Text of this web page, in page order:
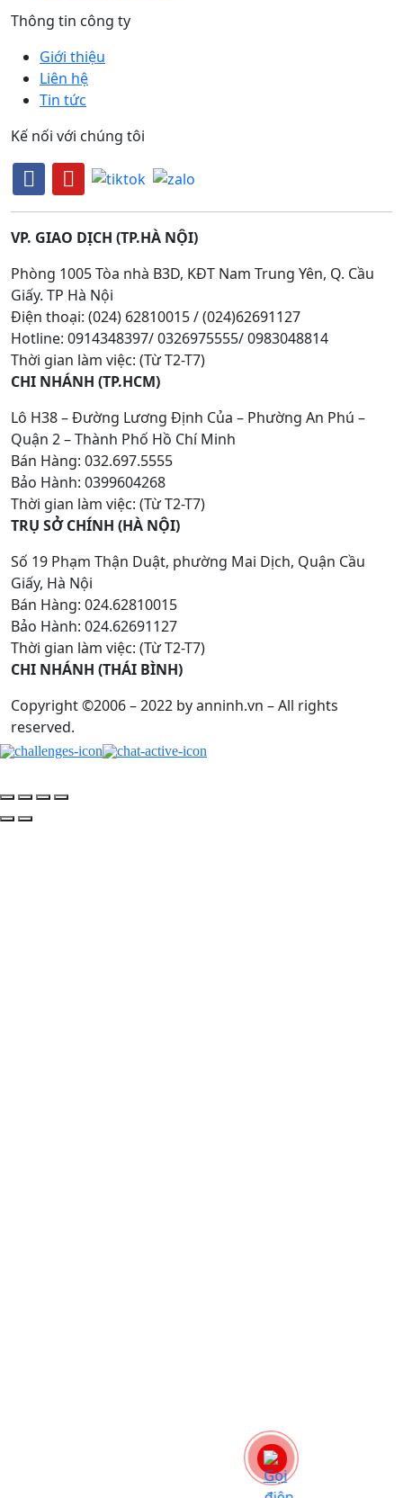
Thông tin công ty
Giới thiệu
Liên hệ
Tin tức
Kế nối với chúng tôi
VP. GIAO DỊCH (TP.HÀ NỘI)
Phòng 1005 Tòa nhà B3D, KĐT Nam Trung Yên, Q. Cầu
Giấy. TP Hà Nội
Điện thoại: (024) 62810015 / (024)62691127
Hotline: 0914348397/ 0326975555/ 0983048814
Thời gian làm việc: (Từ T2-T7)
CHI NHÁNH (TP.HCM)
Lô H38 – Đường Lương Định Của – Phường An Phú –
Quận 2 – Thành Phố Hồ Chí Minh
Bán Hàng: 032.697.5555
Bảo Hành: 0399604268
Thời gian làm việc: (Từ T2-T7)
TRỤ SỞ CHÍNH (HÀ NỘI)
Số 19 Phạm Thận Duật, phường Mai Dịch, Quận Cầu
Giấy, Hà Nội
Bán Hàng: 024.62810015
Bảo Hành: 024.62691127
Thời gian làm việc: (Từ T2-T7)
CHI NHÁNH (THÁI BÌNH)
Copyright ©2006 – 2022 by anninh.vn – All rights
reserved.